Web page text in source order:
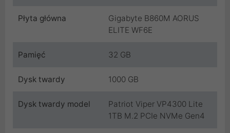
Płyta główna
Gigabyte B860M AORUS
ELITE WF6E
Pamięć 32 GB
Dysk twardy 1000 GB
Dysk twardy model
Patriot Viper VP4300 Lite
1TB M.2 PCIe NVMe Gen4